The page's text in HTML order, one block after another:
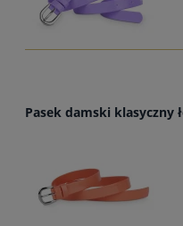
Pasek damski klasyczny